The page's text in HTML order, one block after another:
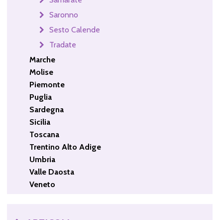
Saronno
Sesto Calende
Tradate
Marche
Molise
Piemonte
Puglia
Sardegna
Sicilia
Toscana
Trentino Alto Adige
Umbria
Valle Daosta
Veneto